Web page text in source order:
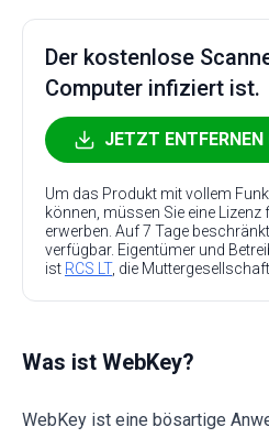
Der kostenlose
Computer infiziert ist.
JETZT
Um das Produkt mit vollem
können, müssen Sie eine
erwerben. Auf 7 Tage
verfügbar. Eigentümer und
ist RCS LT, die
Was ist WebKey?
WebKey ist eine bösartige